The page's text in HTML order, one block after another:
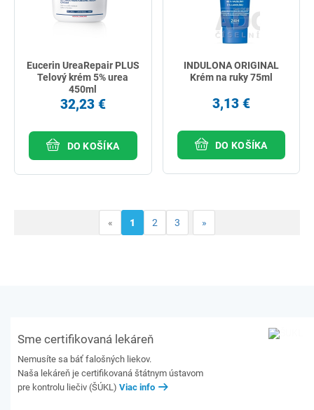
Eucerin UreaRepair PLUS
Telový krém 5% urea
450ml
32,23 €
DO KOŠÍKA
INDULONA ORIGINAL
Krém na ruky 75ml
3,13 €
DO KOŠÍKA
« 1 2 3 »
Sme certifikovaná lekáreň
Nemusíte sa báť falošných liekov.
Naša lekáreň je certifikovaná štátnym ústavom
pre kontrolu liečiv (ŠÚKL) Viac info